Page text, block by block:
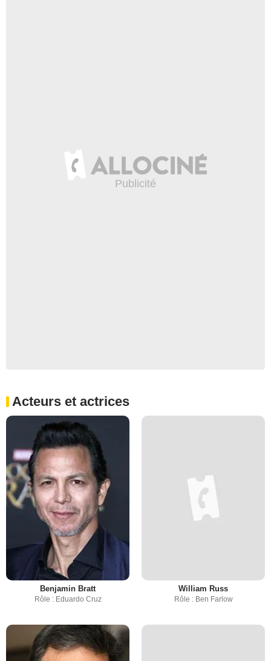
Acteurs et actrices
Benjamin Bratt
Rôle : Eduardo Cruz
William Russ
Rôle : Ben Farlow